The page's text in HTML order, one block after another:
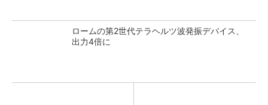
ロームの第2世代テラヘルツ波発振デバイス、
出力4倍に